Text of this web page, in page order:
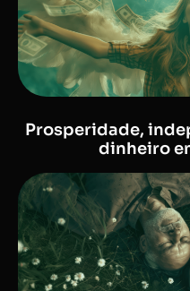
Prosperidade,
dinheiro